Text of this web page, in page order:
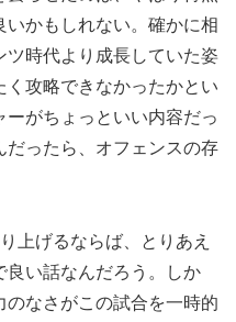
かもしれない。確かに相
時代より成長していた姿
く攻略できなかったかとい
がちょっといい内容だっ
だったら、オフェンスの存
上げるならば、とりあえ
良い話なんだろう。しか
のなさがこの試合を一時的